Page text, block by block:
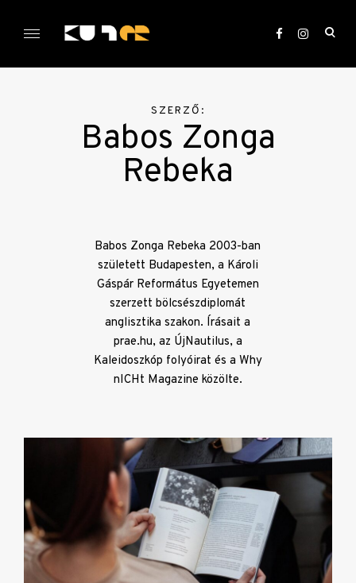
KULTer.hu
SZERZŐ:
Babos Zonga
Rebeka
Babos Zonga Rebeka 2003-ban
született Budapesten, a Károli
Gáspár Református Egyetemen
szerzett bölcsészdiplomát
anglisztika szakon. Írásait a
prae.hu, az ÚjNautilus, a
Kaleidoszkóp folyóirat és a Why
nICHt Magazine közölte.